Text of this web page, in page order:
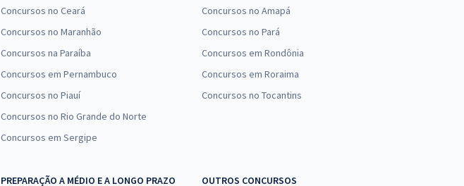
Concursos no Ceará
Concursos no Maranhão
Concursos na Paraíba
Concursos em Pernambuco
Concursos no Piauí
Concursos no Rio Grande do Norte
Concursos em Sergipe
Concursos no Amapá
Concursos no Pará
Concursos em Rondônia
Concursos em Roraima
Concursos no Tocantins
PREPARAÇÃO A MÉDIO E A LONGO PRAZO
OUTROS CONCURSOS